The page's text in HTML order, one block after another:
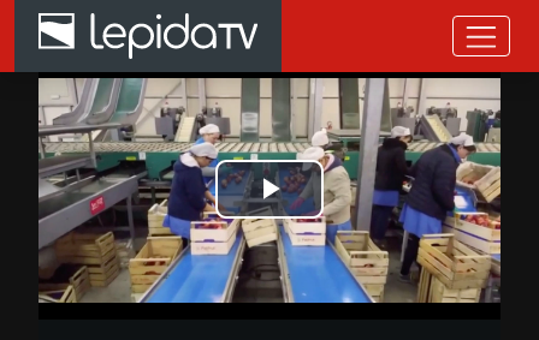
Salta al contenuto principale
Il ruolo della Regione nel
Riprodurre
il